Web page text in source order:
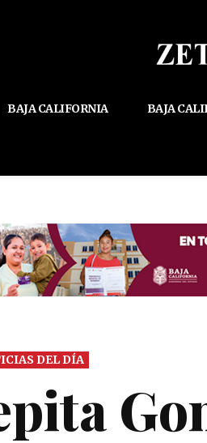
BAJA CALIFORNIA BAJA
DEL DÍA